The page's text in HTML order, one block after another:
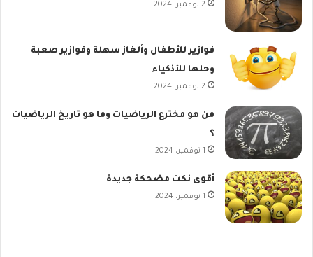
2 نوفمبر، 2024
فوازير للأطفال وألغاز سهلة وفوازير صعبة
وحلها للأذكياء
2 نوفمبر، 2024
من هو مخترع الرياضيات وما هو تاريخ الرياضيات
؟
1 نوفمبر، 2024
أقوى نكت مضحكة جديدة
1 نوفمبر، 2024